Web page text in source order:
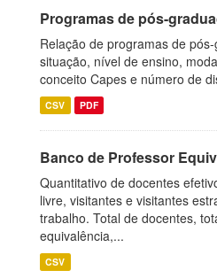
Programas de pós-
Relação de programas de
situação, nível de ensino,
conceito Capes e número de
CSV PDF
Banco de Professor
Quantitativo de docentes
livre, visitantes e visitantes
trabalho. Total de docentes,
equivalência,...
CSV